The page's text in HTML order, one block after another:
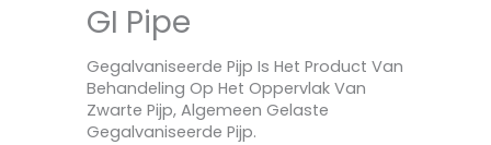
GI Pipe
Gegalvaniseerde Pijp Is Het Product Van
Behandeling Op Het Oppervlak Van
Zwarte Pijp, Algemeen Gelaste
Gegalvaniseerde Pijp.